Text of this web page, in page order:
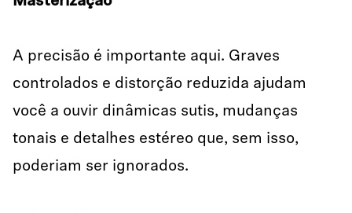
A precisão é importante aqui. Graves
controlados e distorção reduzida ajudam
você a ouvir dinâmicas sutis, mudanças
tonais e detalhes estéreo que, sem isso,
poderiam ser ignorados.